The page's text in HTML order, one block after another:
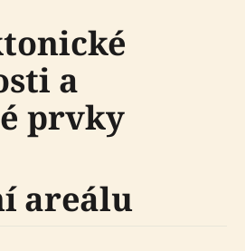
a
prvky
areálu